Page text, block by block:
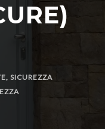
, SICUREZZA